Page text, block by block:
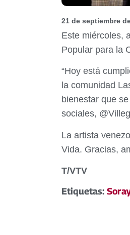
21 de septiembre
Este miércoles,
Popular para la
“Hoy está
la comunidad
bienestar que
sociales,
La artista
Vida. Gracias,
T/VTV
Etiquetas: